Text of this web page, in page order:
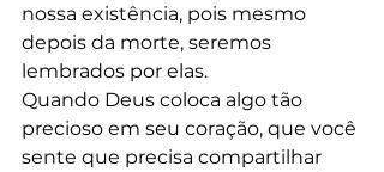
nossa existência, pois mesmo
depois da morte, seremos
lembrados por elas.
Quando Deus coloca algo tão
precioso em seu coração, que você
sente que precisa compartilhar